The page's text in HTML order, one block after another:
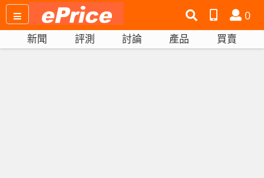
搜
尋
產
品
比
會
員
0
新聞 評測 討論 產品 買賣